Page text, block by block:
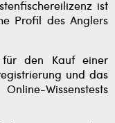
ist
Profil des Anglers
für den Kauf einer
und das
Wissenstests